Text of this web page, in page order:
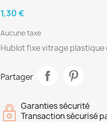
1,30 €
Aucune taxe
Hublot fixe vitrage plastique
Partager
Garanties sécurité
Transaction sécurisé